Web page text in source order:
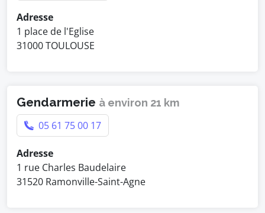
Adresse
1 place de l'Eglise
31000 TOULOUSE
Gendarmerie à environ 21 km
05 61 75 00 17
Adresse
1 rue Charles Baudelaire
31520 Ramonville-Saint-Agne